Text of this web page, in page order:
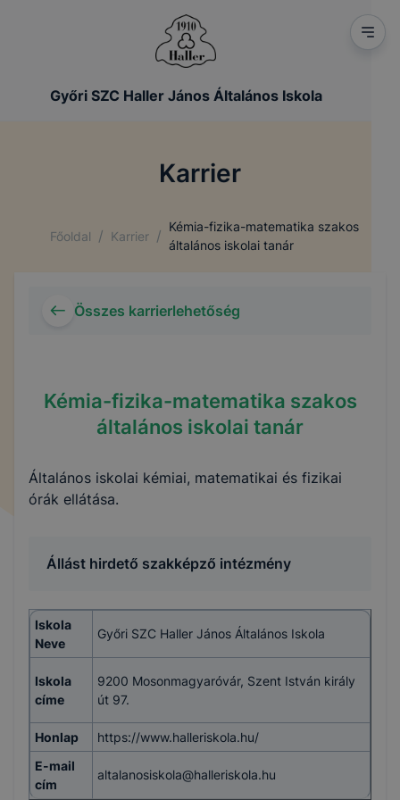
Győri SZC Haller János Általános Iskola
Karrier
Főoldal / Karrier /
Kémia-fizika-matematika szakos
általános iskolai tanár
Összes karrierlehetőség
Kémia-fizika-matematika szakos
általános iskolai tanár
Általános iskolai kémiai, matematikai és fizikai
órák ellátása.
Állást hirdető szakképző intézmény
Iskola
Neve
Győri SZC Haller János Általános Iskola
Iskola
címe
9200 Mosonmagyaróvár, Szent István király
út 97.
Honlap
https://www.halleriskola.hu/
E-mail
cím
altalanosiskola@halleriskola.hu